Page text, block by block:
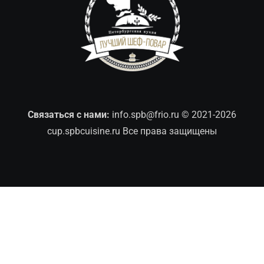
Связаться с нами: info.spb@frio.ru © 2021-2026
cup.spbcuisine.ru Все права защищены